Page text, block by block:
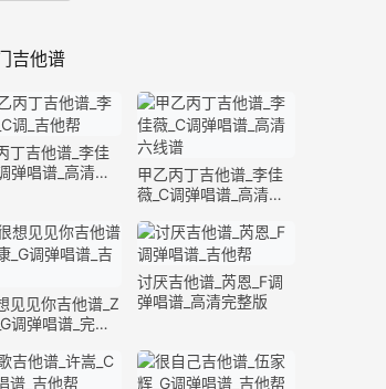
吉他谱
丁吉他谱_李佳
弹唱谱_高清六
甲乙丙丁吉他谱_李佳
薇_C调弹唱谱_高清六
见见你吉他谱_Z
调弹唱谱_完整
讨厌吉他谱_芮恩_F调
弹唱谱_高清完整版